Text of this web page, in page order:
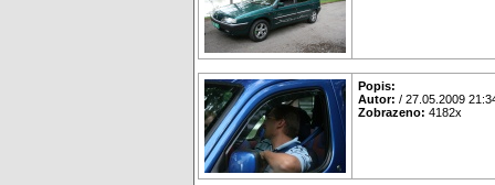
Popis:
Autor: / 27.05.2009
Zobrazeno: 4182x